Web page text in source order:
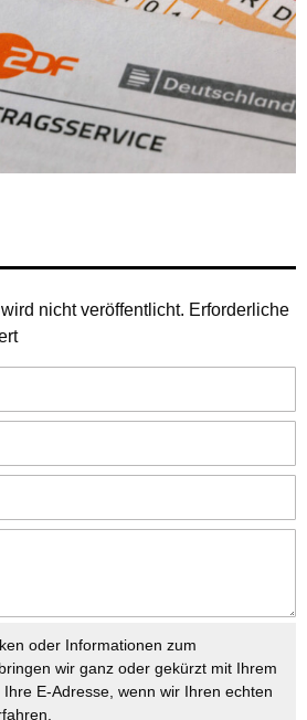
nicht veröffentlicht. Erforderliche
oder Informationen zum
wir ganz oder gekürzt mit Ihrem
E-Adresse, wenn wir Ihren echten